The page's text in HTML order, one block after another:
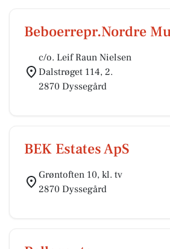
Beboerrepr.Nordre
c/o. Leif Raun Nielsen
Dalstrøget 114, 2.
2870 Dyssegård
BEK Estates ApS
Grøntoften 10, kl. tv
2870 Dyssegård